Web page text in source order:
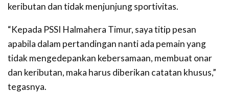
keributan dan tidak menjunjung sportivitas.
“Kepada PSSI Halmahera Timur, saya titip pesan
apabila dalam pertandingan nanti ada pemain yang
tidak mengedepankan kebersamaan, membuat onar
dan keributan, maka harus diberikan catatan khusus,”
tegasnya.